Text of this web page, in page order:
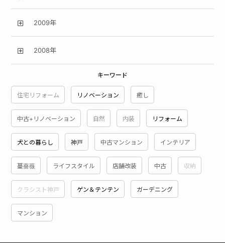
2009年
2008年
キーワード
住宅リフォーム リノベーション 癒し
中古+リノベーション 自然 内装 リフォーム
犬との暮らし 神戸 中古マンション インテリア
蔓薔薇 ライフスタイル 店舗改装 中古 収納
クラシスト神戸 ゲン＆テンテン ガーデニング
マンション